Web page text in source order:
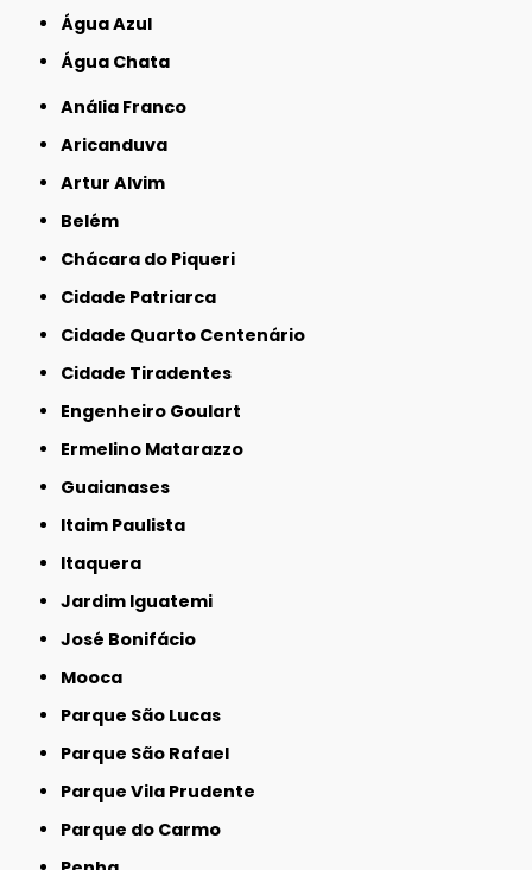
Água Azul
Água Chata
Anália Franco
Aricanduva
Artur Alvim
Belém
Chácara do Piqueri
Cidade Patriarca
Cidade Quarto Centenário
Cidade Tiradentes
Engenheiro Goulart
Ermelino Matarazzo
Guaianases
Itaim Paulista
Itaquera
Jardim Iguatemi
José Bonifácio
Mooca
Parque São Lucas
Parque São Rafael
Parque Vila Prudente
Parque do Carmo